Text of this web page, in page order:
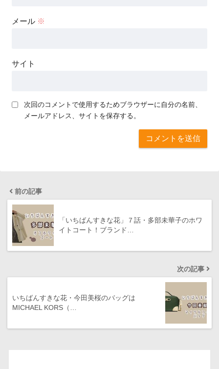
メール ※
サイト
次回のコメントで使用するためブラウザーに自分の名前、
メールアドレス、サイトを保存する。
前の記事
「いちばんすきな花」７話・多部未華子のホワ
イトコート！ブランド…
次の記事
いちばんすきな花・今田美桜のバッグは
MICHAEL KORS（…